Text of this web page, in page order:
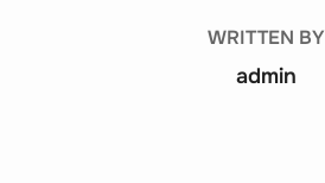
WRITTEN BY
admin